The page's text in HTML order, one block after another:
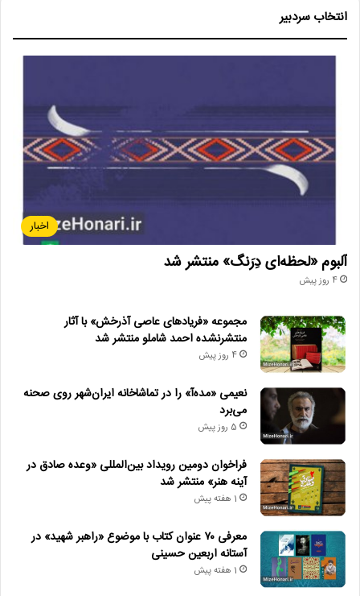
انتخاب سردبیر
اخبار
آلبوم «لحظه‌ای دِرَنگ» منتشر شد
4 روز پیش
مجموعه «فریادهای عاصی آذرخش» با آثار
منتشرنشده احمد شاملو منتشر شد
4 روز پیش
نعیمی «مده‌آ» را در تماشاخانه ایران‌شهر روی صحنه
می‌برد
5 روز پیش
فراخوان دومین رویداد بین‌المللی «وعده صادق در
آینه هنر» منتشر شد
1 هفته پیش
معرفی ۷۰ عنوان کتاب با موضوع «راهبر شهید» در
آستانه اربعین حسینی
1 هفته پیش